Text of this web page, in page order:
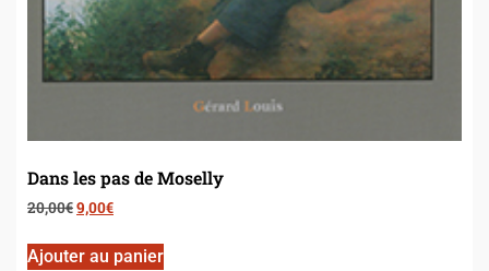
Dans les pas de Moselly
20,00€9,00€
Ajouter au panier